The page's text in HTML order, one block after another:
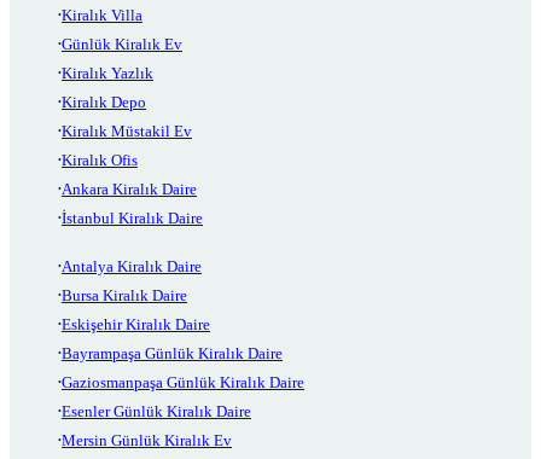
Kiralık Villa
Günlük Kiralık Ev
Kiralık Yazlık
Kiralık Depo
Kiralık Müstakil Ev
Kiralık Ofis
Ankara Kiralık Daire
İstanbul Kiralık Daire
Antalya Kiralık Daire
Bursa Kiralık Daire
Eskişehir Kiralık Daire
Bayrampaşa Günlük Kiralık Daire
Gaziosmanpaşa Günlük Kiralık Daire
Esenler Günlük Kiralık Daire
Mersin Günlük Kiralık Ev